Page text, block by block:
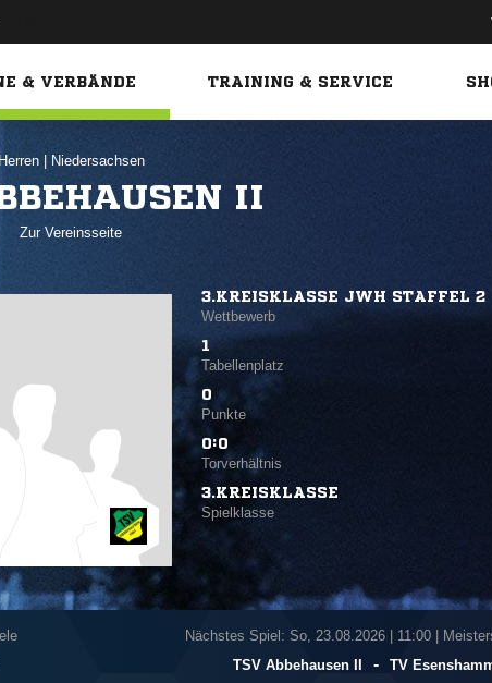
& VERBÄNDE TRAINING & SERVICE
Herren Niedersachsen
II
Zur Vereinsseite
3.KREISKLASSE JWH STAFFEL 2
Wettbewerb
1
Tabellenplatz
0
Punkte
0:0
Torverhältnis
3.KREISKLASSE
Spielklasse
Nächstes Spiel: So, 23.08.2026
11:00 |
TSV Abbehausen II
- TV